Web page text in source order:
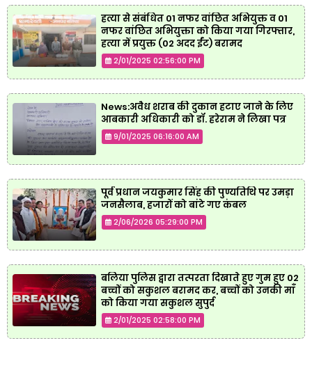
हत्या से संबंधित 01 नफर वांछित अभियुक्त व 01
नफर वांछित अभियुक्ता को किया गया गिरफ्तार,
हत्या में प्रयुक्त (02 अदद ईंट) बरामद
2/01/2025 02:56:00 PM
News:अवैध शराब की दुकान हटाए जाने के लिए
आबकारी अधिकारी को डॉ. हरेराम ने लिखा पत्र
9/01/2025 06:16:00 AM
पूर्व प्रधान जयकुमार सिंह की पुण्यतिथि पर उमड़ा
जनसैलाब, हजारों को बांटे गए कंबल
2/06/2026 05:29:00 PM
बलिया पुलिस द्वारा तत्परता दिखाते हुए गुम हुए 02
बच्चों को सकुशल बरामद कर, बच्चों को उनकी माँ
को किया गया सकुशल सुपुर्द
2/01/2025 02:58:00 PM